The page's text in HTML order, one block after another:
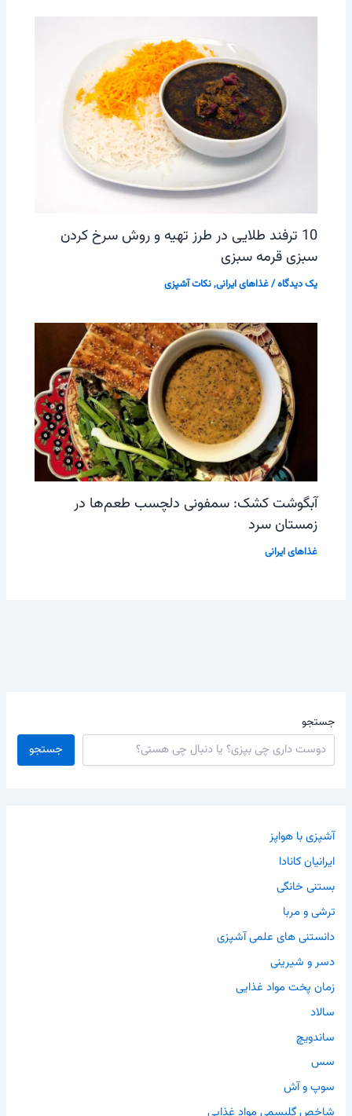
10 ترفند طلایی در طرز تهیه و روش سرخ کردن
سبزی قرمه سبزی
یک دیدگاه/غذاهای ایرانی,نکات آشپزی
آبگوشت کشک: سمفونی دلچسب طعم‌ها در
زمستان سرد
غذاهای ایرانی
جستجو
جستجو
آشپزی با هواپز
ایرانیان کانادا
بستنی خانگی
ترشی و مربا
دانستنی های علمی آشپزی
دسر و شیرینی
زمان پخت مواد غذایی
سالاد
ساندویچ
سس
سوپ و آش